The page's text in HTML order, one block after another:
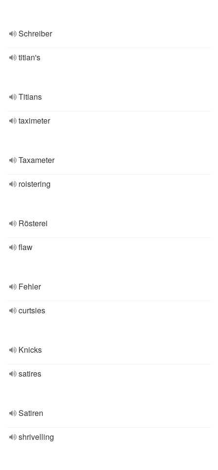
Schreiber
titian's
Titians
taximeter
Taxameter
roistering
Rösterei
flaw
Fehler
curtsies
Knicks
satires
Satiren
shrivelling